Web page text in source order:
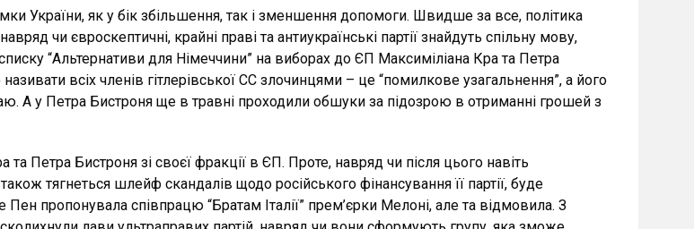
України, як у бік збільшення, так і зменшення допомоги. Швидше за все, політика
чи євроскептичні, крайні праві та антиукраїнські партії знайдуть спільну мову,
“Альтернативи для Німеччини” на виборах до ЄП Максиміліана Кра та Петра
всіх членів гітлерівської СС злочинцями – це “помилкове узагальнення”, а його
А у Петра Бистроня ще в травні проходили обшуки за підозрою в отриманні грошей з
Петра Бистроня зі своєї фракції в ЄП. Проте, навряд чи після цього навіть
тягнеться шлейф скандалів щодо російського фінансування її партії, буде
пропонувала співпрацю “Братам Італії” прем’єрки Мелоні, але та відмовила. З